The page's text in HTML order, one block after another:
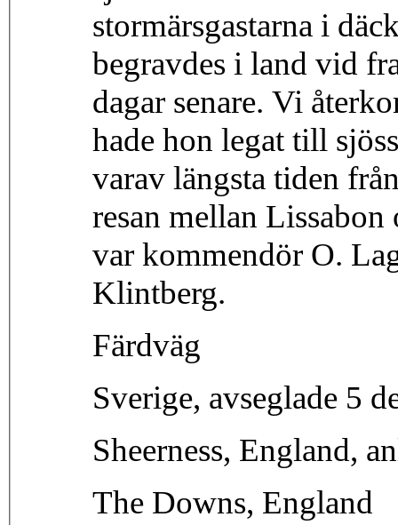
stormärsgastarna i
begravdes i land vid
dagar senare. Vi
hade hon legat till
varav längsta tiden
resan mellan
var kommendör O.
Klintberg.
Färdväg
Sverige, avseglade 5
Sheerness, England,
The Downs, England